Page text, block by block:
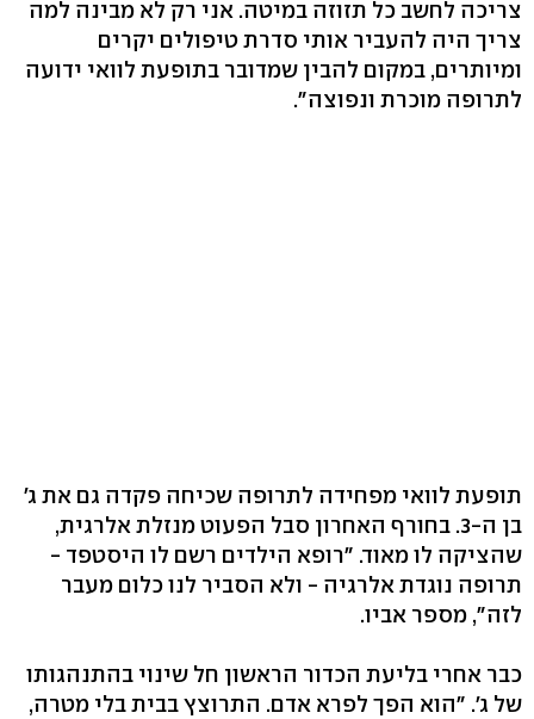
צריכה לחשב כל תזוזה במיטה. אני רק לא מבינה למה
צריך היה להעביר אותי סדרת טיפולים יקרים
ומיותרים, במקום להבין שמדובר בתופעת לוואי ידועה
לתרופה מוכרת ונפוצה‭."‬
תופעת לוואי מפחידה לתרופה שכיחה פקדה גם את ג׳
בן ה-‭.3‬ בחורף האחרון סבל הפעוט מנזלת אלרגית,
שהציקה לו מאוד. "רופא הילדים רשם לו היסטפד -
תרופה נוגדת אלרגיה - ולא הסביר לנו כלום מעבר
לזה‭,"‬ מספר אביו.
כבר אחרי בליעת הכדור הראשון חל שינוי בהתנהגותו
של ג׳. "הוא הפך לפרא אדם. התרוצץ בבית בלי מטרה,